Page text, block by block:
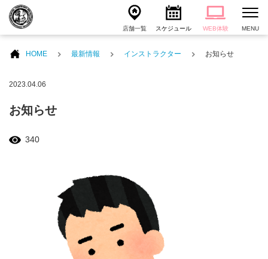
店舗一覧 スケジュール WEB体験 MENU
HOME 最新情報 インストラクター お知らせ
2023.04.06
お知らせ
340